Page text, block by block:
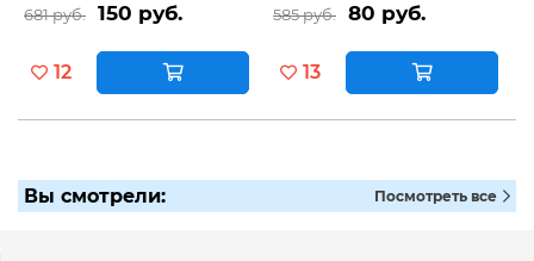
681 руб. 150 руб.
12
585 руб. 80 руб.
13
Вы смотрели: Посмотреть все